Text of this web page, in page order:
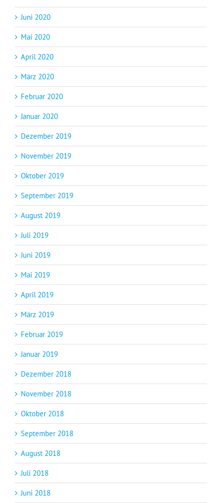
Juni 2020
Mai 2020
April 2020
März 2020
Februar 2020
Januar 2020
Dezember 2019
November 2019
Oktober 2019
September 2019
August 2019
Juli 2019
Juni 2019
Mai 2019
April 2019
März 2019
Februar 2019
Januar 2019
Dezember 2018
November 2018
Oktober 2018
September 2018
August 2018
Juli 2018
Juni 2018